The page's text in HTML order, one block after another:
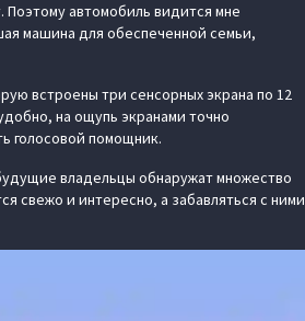
Поэтому автомобиль видится мне
машина для обеспеченной семьи,
встроены три сенсорных экрана по 12
на ощупь экранами точно
голосовой помощник.
владельцы обнаружат множество
свежо и интересно, а забавляться с ними